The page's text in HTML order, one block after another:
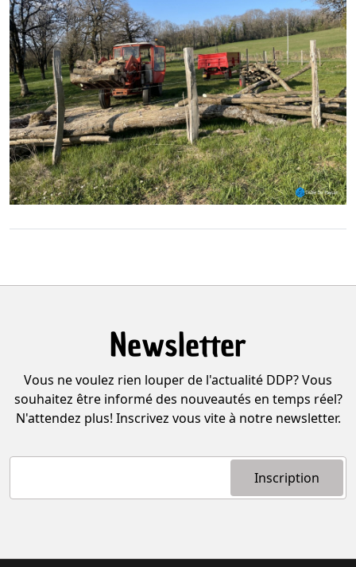
Newsletter
Vous ne voulez rien louper de l'actualité DDP? Vous
souhaitez être informé des nouveautés en temps réel?
N'attendez plus! Inscrivez vous vite à notre newsletter.